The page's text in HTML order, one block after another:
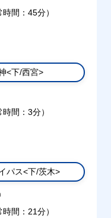
時間：45分）
<下/西宮>
時間：3分）
パス<下/茨木>
時間：21分）